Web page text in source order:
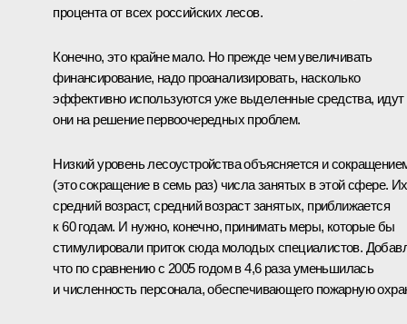
процента от всех российских лесов.
Конечно, это крайне мало. Но прежде чем увеличивать
финансирование, надо проанализировать, насколько
эффективно используются уже выделенные средства, идут
они на решение первоочередных проблем.
Низкий уровень лесоустройства объясняется и
(это сокращение в семь раз) числа занятых в этой сфере. Их
средний возраст, средний возраст занятых, приближается
к 60 годам. И нужно, конечно, принимать меры, которые бы
стимулировали приток сюда молодых специалистов.
что по сравнению с 2005 годом в 4,6 раза уменьшилась
и численность персонала, обеспечивающего пожарную